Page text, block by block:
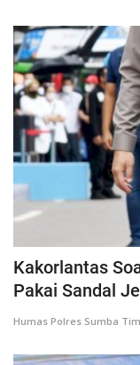
Kakorlantas
Pakai Sandal
Humas Polres Sumba